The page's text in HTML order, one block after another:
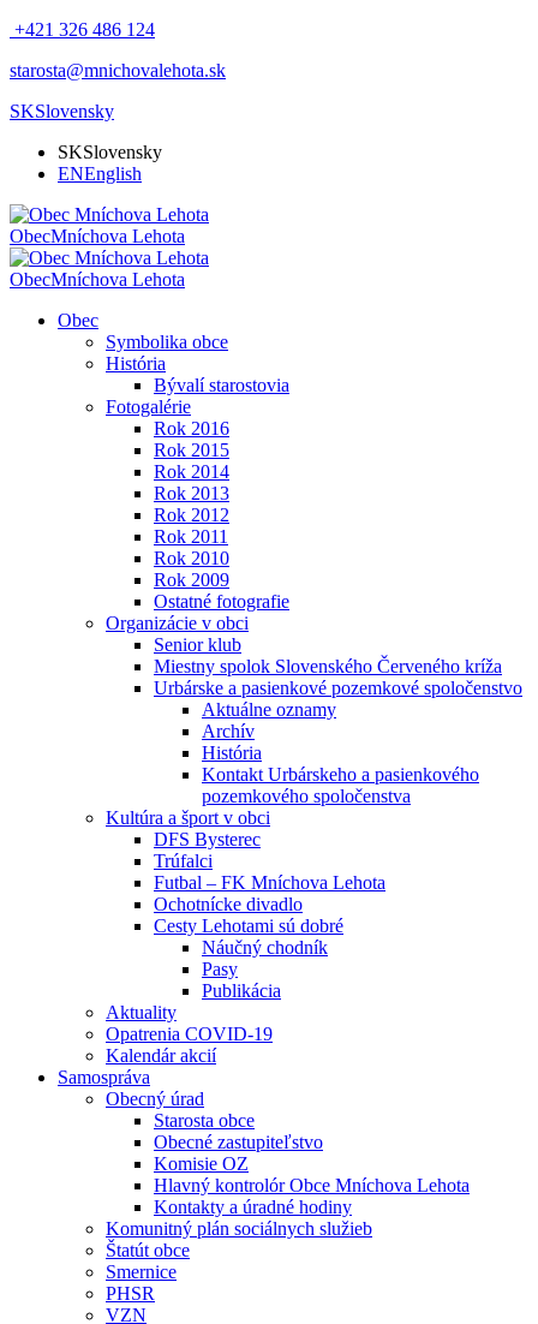
+421 326 486 124
starosta@mnichovalehota.sk
SKSlovensky
SKSlovensky
ENEnglish
ObecMníchova Lehota
ObecMníchova Lehota
Obec
Symbolika obce
História
Bývalí starostovia
Fotogalérie
Rok 2016
Rok 2015
Rok 2014
Rok 2013
Rok 2012
Rok 2011
Rok 2010
Rok 2009
Ostatné fotografie
Organizácie v obci
Senior klub
Miestny spolok Slovenského Červeného kríža
Urbárske a pasienkové pozemkové spoločenstvo
Aktuálne oznamy
Archív
História
Kontakt Urbárskeho a pasienkového
pozemkového spoločenstva
Kultúra a šport v obci
DFS Bysterec
Trúfalci
Futbal – FK Mníchova Lehota
Ochotnícke divadlo
Cesty Lehotami sú dobré
Náučný chodník
Pasy
Publikácia
Aktuality
Opatrenia COVID-19
Kalendár akcií
Samospráva
Obecný úrad
Starosta obce
Obecné zastupiteľstvo
Komisie OZ
Hlavný kontrolór Obce Mníchova Lehota
Kontakty a úradné hodiny
Komunitný plán sociálnych služieb
Štatút obce
Smernice
PHSR
VZN